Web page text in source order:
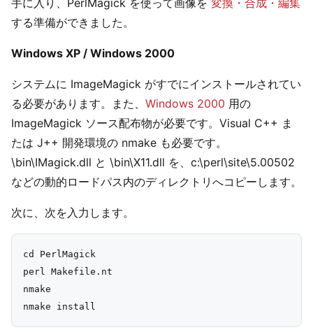
手に入り、PerlMagick を使って画像を 変換・合成・編集
する準備ができました。
Windows XP / Windows 2000
システムに ImageMagick がすでにインストールされてい
る必要があります。また、 Windows 2000 用の
ImageMagick ソース配布物が必要です。Visual C++ ま
たは J++ 開発環境の nmake も必要です。
\bin\IMagick.dll と \bin\X11.dll を、c:\perl\site\5.00502
などの動的ロードパス内のディレクトリへコピーします。
次に、次を入力します。
cd PerlMagick
perl Makefile.nt
nmake